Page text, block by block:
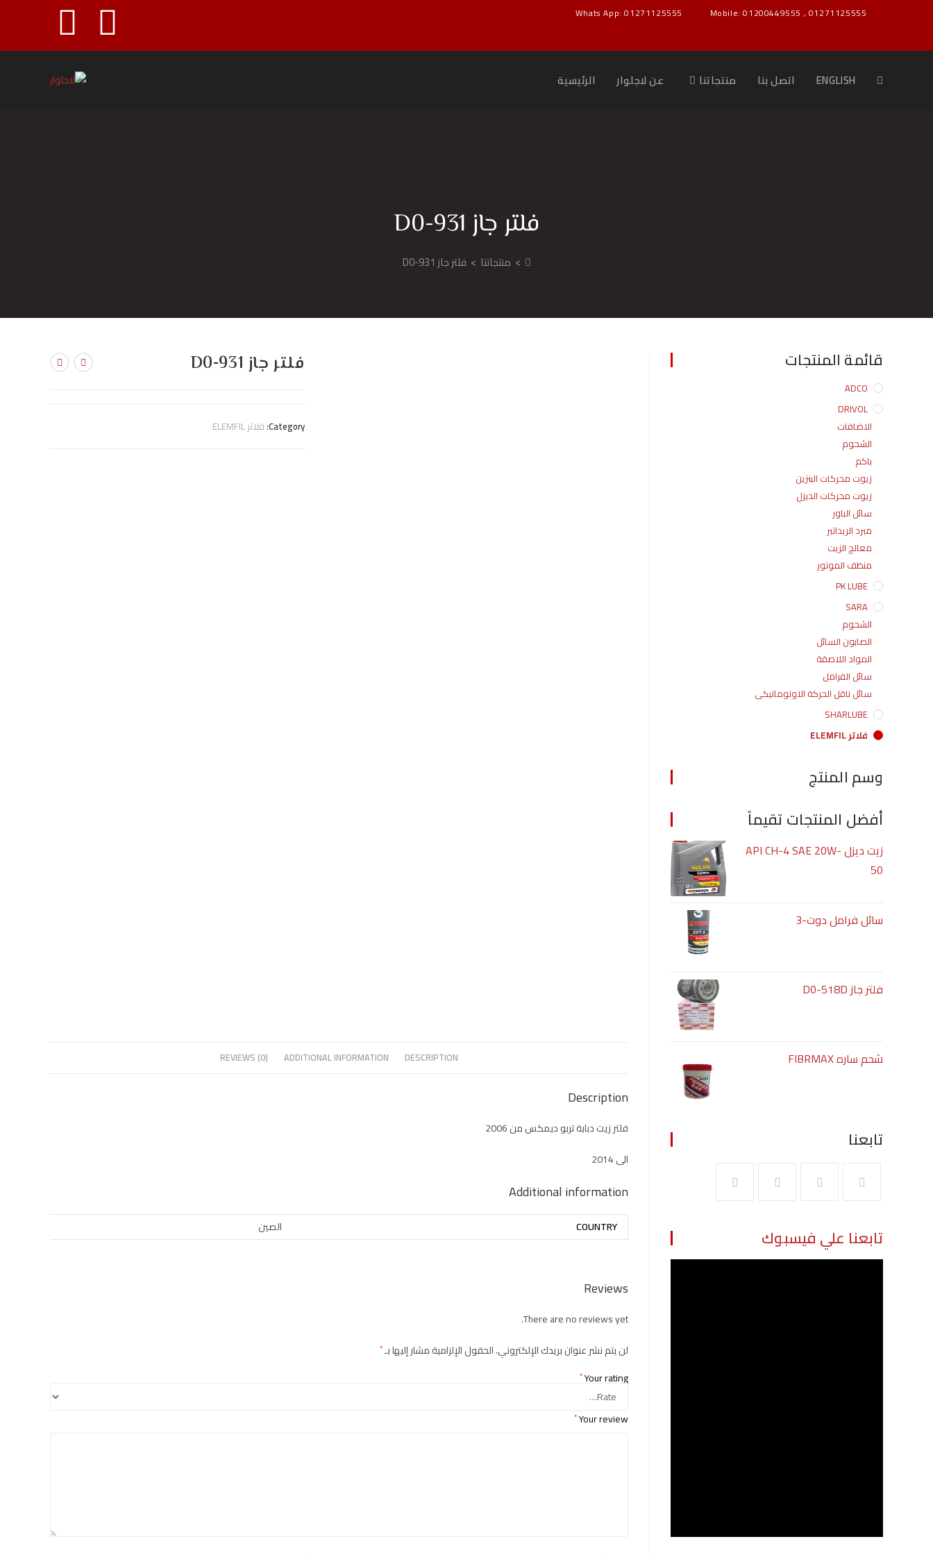
Whats App: 01271125555 Mobile: 01200449555 , 01271125555
الرئيسية عن لاجلوار منتجاتنا اتصل بنا ENGLISH
فلتر جاز D0-931
> منتجاتنا > فلتر جاز D0-931
فلتر جاز D0-931
Category: فلاتر ELEMFIL
DESCRIPTION
ADDITIONAL INFORMATION
REVIEWS (0)
Description
فلتر زيت دبابة تربو ديمكس من 2006
الى 2014
Additional information
COUNTRY الصين
Reviews
There are no reviews yet.
لن يتم نشر عنوان بريدك الإلكتروني.الحقول الإلزامية مشار إليها بـ*
Your rating
*
Your review
*
قائمة المنتجات
ADCO
DRIVOL
الاضافات
الشحوم
باكم
زيوت محركات البنزين
زيوت محركات الديزل
سائل الباور
مبرد الريداتير
معالج الزيت
منظف الموتور
PK LUBE
SARA
الشحوم
الصابون السائل
المواد اللاصقة
سائل الفرامل
سائل ناقل الحركة الاوتوماتيكى
SHARLUBE
فلاتر ELEMFIL
وسم المنتج
أفضل المنتجات تقيماً
زيت ديزل API CH-4 SAE 20W-
50
سائل فرامل دوت-3
فلتر جاز D0-518D
شحم ساره FIBRMAX
تابعنا
تابعنا علي فيسبوك